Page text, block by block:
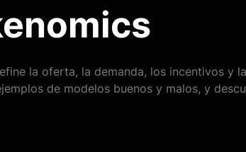
la oferta, la demanda, los incentivos y
de modelos buenos y malos, y